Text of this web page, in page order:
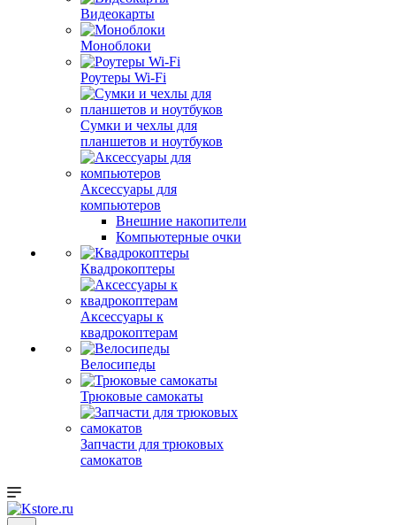
Видеокарты
Моноблоки
Роутеры Wi-Fi
Сумки и чехлы для
планшетов и ноутбуков
Аксессуары для
компьютеров
Внешние накопители
Компьютерные очки
Квадрокоптеры
Аксессуары к
квадрокоптерам
Велосипеды
Трюковые самокаты
Запчасти для трюковых
самокатов